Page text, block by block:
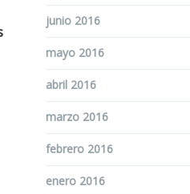
junio 2016
mayo 2016
abril 2016
marzo 2016
febrero 2016
enero 2016